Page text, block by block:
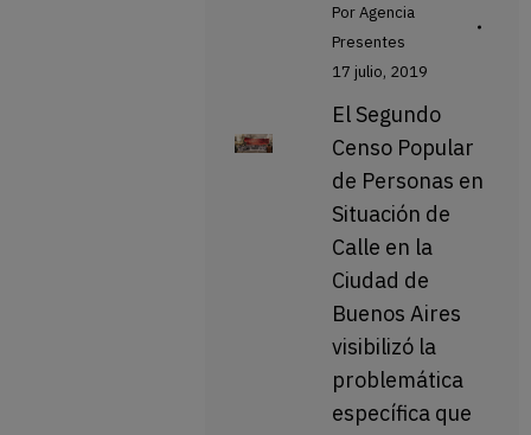
PorAgencia
Presentes
17 julio, 2019
El Segundo
Censo Popular
de Personas en
Situación de
Calle en la
Ciudad de
Buenos Aires
visibilizó la
problemática
específica que